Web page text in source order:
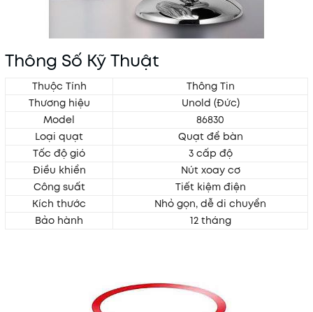
Thông Số Kỹ Thuật
Thuộc Tính
Thông Tin
Thương hiệu
Unold (Đức)
Model
86830
Loại quạt
Quạt để bàn
Tốc độ gió
3 cấp độ
Điều khiển
Nút xoay cơ
Công suất
Tiết kiệm điện
Kích thước
Nhỏ gọn, dễ di chuyển
Bảo hành
12 tháng